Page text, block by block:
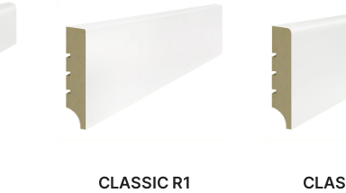
CLASSIC R1